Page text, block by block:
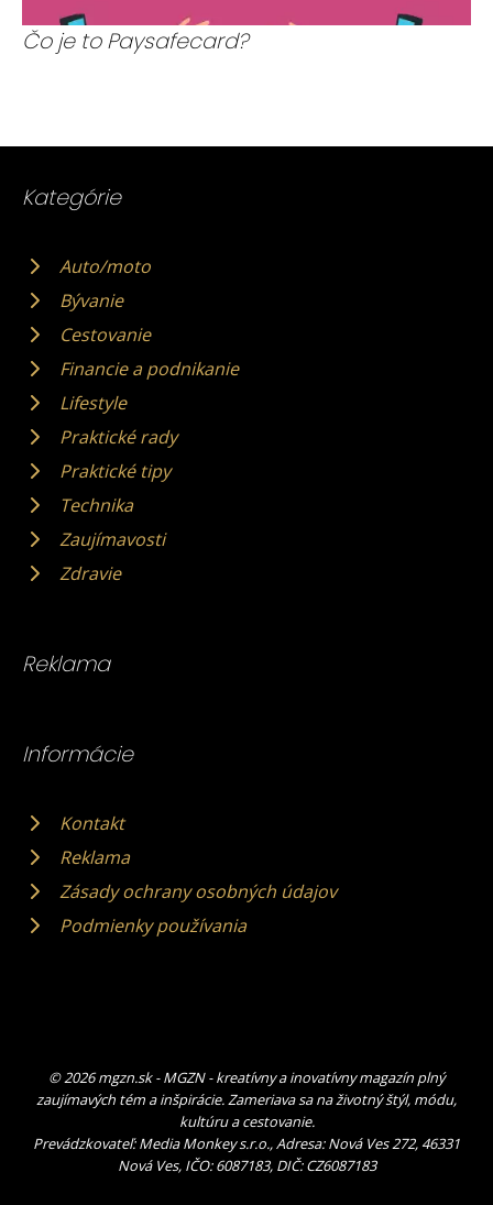
Čo je to Paysafecard?
Kategórie
Auto/moto
Bývanie
Cestovanie
Financie a podnikanie
Lifestyle
Praktické rady
Praktické tipy
Technika
Zaujímavosti
Zdravie
Reklama
Informácie
Kontakt
Reklama
Zásady ochrany osobných údajov
Podmienky používania
© 2026 mgzn.sk - MGZN - kreatívny a inovatívny magazín plný
zaujímavých tém a inšpirácie. Zameriava sa na životný štýl, módu,
kultúru a cestovanie.
Prevádzkovateľ: Media Monkey s.r.o., Adresa: Nová Ves 272, 46331
Nová Ves, IČO: 6087183, DIČ: CZ6087183